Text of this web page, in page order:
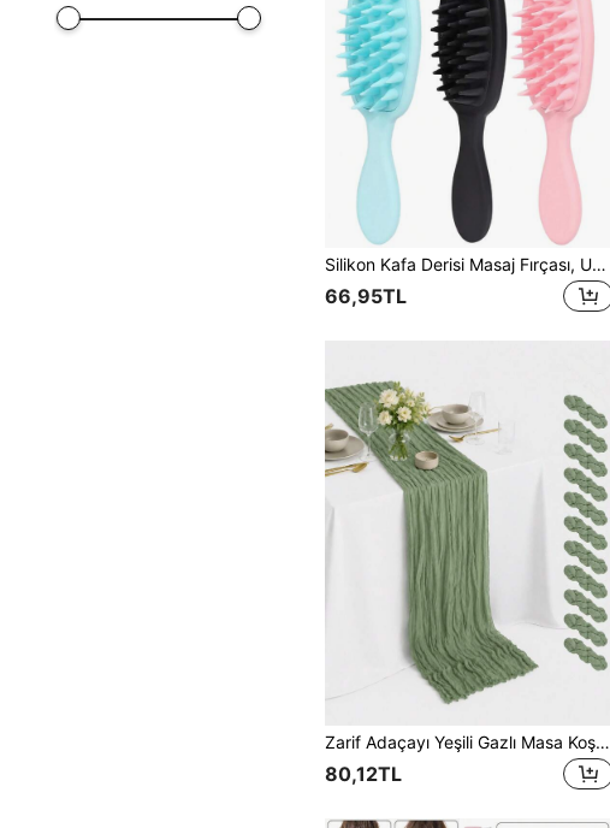
Silikon Kafa Derisi Masaj Fırçası, Uzun Saplı Saç Temizleme Fırçası, Saç Büyümesini Destekler ve Kepeği Giderir, Ev Kullanımı İçin Şampuan Fırçası (Pembe, Siyah, Mavi)
66,95TL
Zarif Adaçayı Yeşili Gazlı Masa Koşucusu 6 Adet, Kırışmayan Polyester Malzeme, Düğünler, Gelin Duşları, Sevgililer Günü ve Tatil Kutlamaları İçin Uygun, Yeniden Kullanılabilir ve Yıkanabilir, Ev ve Restoran Dekoru
80,12TL